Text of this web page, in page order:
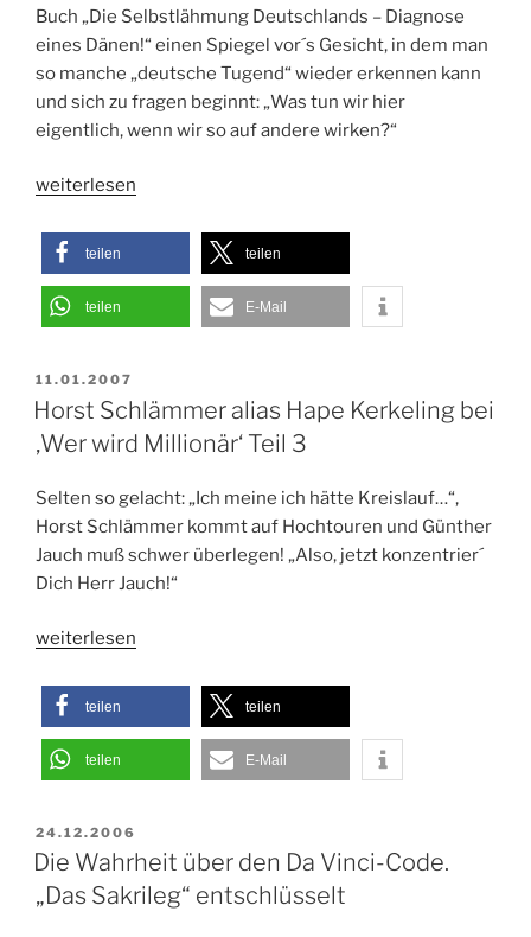
Buch „Die Selbstlähmung Deutschlands – Diagnose
eines Dänen!“ einen Spiegel vor´s Gesicht, in dem man
so manche „deutsche Tugend“ wieder erkennen kann
und sich zu fragen beginnt: „Was tun wir hier
eigentlich, wenn wir so auf andere wirken?“
„Buchtipp:
Selbstlähmung
Deutschlands
Diagnose
Dänen“
weiterlesen
teilen teilen
teilen E-Mail
VERÖFFENTLICHT
AM
11.01.2007
Horst Schlämmer alias Hape Kerkeling bei
‚Wer wird Millionär‘ Teil 3
Selten so gelacht: „Ich meine ich hätte Kreislauf…“,
Horst Schlämmer kommt auf Hochtouren und Günther
Jauch muß schwer überlegen! „Also, jetzt konzentrier´
Dich Herr Jauch!“
„Horst
alias
Hape
Kerkeling
bei
wird
Millionär‘
Teil
weiterlesen
teilen teilen
teilen E-Mail
VERÖFFENTLICHT
AM
24.12.2006
Die Wahrheit über den Da Vinci-Code.
„Das Sakrileg“ entschlüsselt